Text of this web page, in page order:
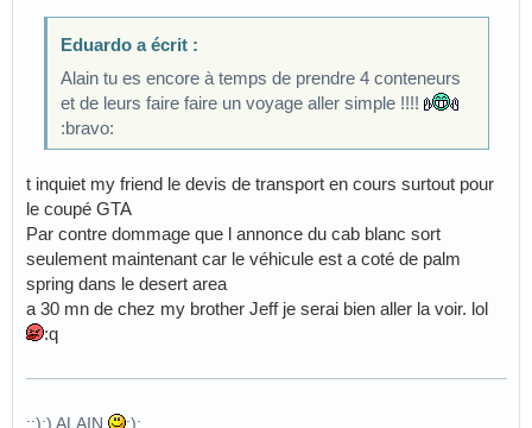
Eduardo a écrit :
Alain tu es encore à temps de prendre 4 conteneurs
et de leurs faire faire un voyage aller simple !!!!
:bravo:
t inquiet my friend le devis de transport en cours surtout pour
le coupé GTA
Par contre dommage que l annonce du cab blanc sort
seulement maintenant car le véhicule est a coté de palm
spring dans le desert area
a 30 mn de chez my brother Jeff je serai bien aller la voir. lol
:q
::):) ALAIN :):